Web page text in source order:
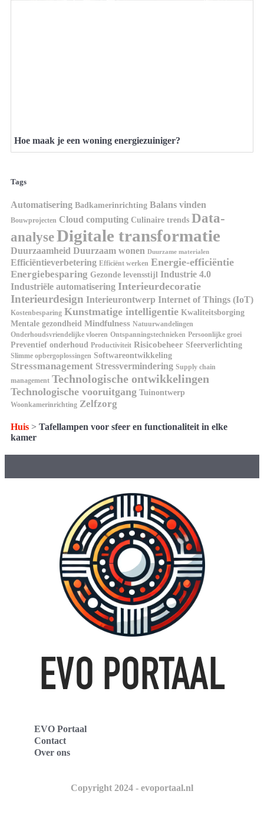
Hoe maak je een woning energiezuiniger?
Tags
Automatisering Badkamerinrichting Balans vinden
Bouwprojecten Cloud computing Culinaire trends Data-
analyseDigitale transformatie
Duurzaamheid Duurzaam wonen Duurzame materialen
Efficiëntieverbetering Efficiënt werken Energie-efficiëntie
Energiebesparing Gezonde levensstijl Industrie 4.0
Industriële automatisering Interieurdecoratie
Interieurdesign Interieurontwerp Internet of Things (IoT)
Kostenbesparing Kunstmatige intelligentie Kwaliteitsborging
Mentale gezondheid Mindfulness Natuurwandelingen
Onderhoudsvriendelijke vloeren Ontspanningstechnieken Persoonlijke groei
Preventief onderhoud Productiviteit Risicobeheer Sfeerverlichting
Slimme opbergoplossingen Softwareontwikkeling
Stressmanagement Stressvermindering Supply chain
management Technologische ontwikkelingen
Technologische vooruitgang Tuinontwerp
Woonkamerinrichting Zelfzorg
Huis > Tafellampen voor sfeer en functionaliteit in elke
kamer
EVO Portaal
Contact
Over ons
Copyright 2024 - evoportaal.nl